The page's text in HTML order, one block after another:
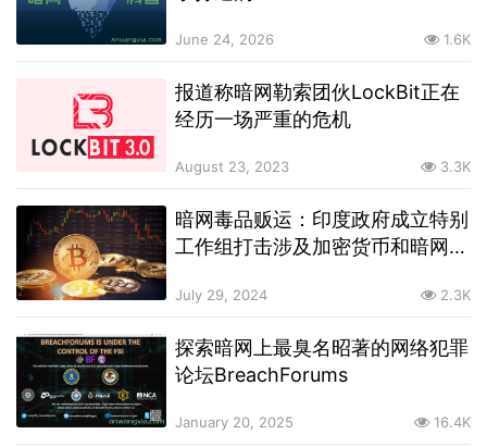
June 24, 2026 1.6K
报道称暗网勒索团伙LockBit正在
经历一场严重的危机
August 23, 2023 3.3K
暗网毒品贩运：印度政府成立特别
工作组打击涉及加密货币和暗网的
July 29, 2024 2.3K
探索暗网上最臭名昭著的网络犯罪
论坛BreachForums
January 20, 2025 16.4K